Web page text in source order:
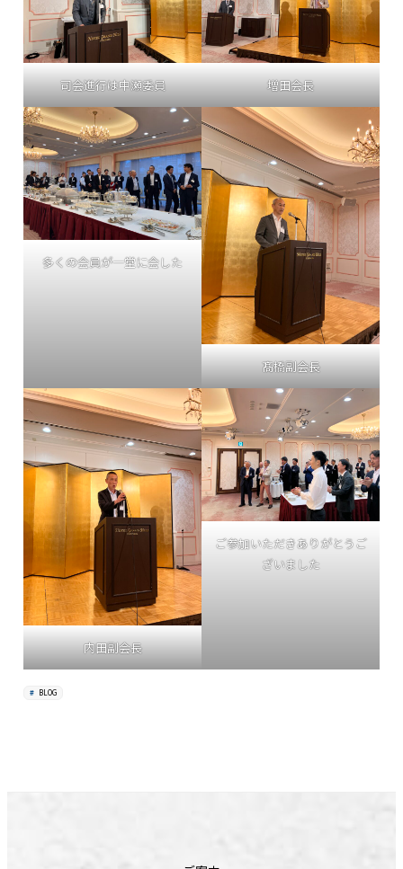
司会進行は中瀬委員 増田会長
多くの会員が一堂に会した
髙橋副会長
内田副会長
ご参加いただきありがとうご
ざいました
BLOG